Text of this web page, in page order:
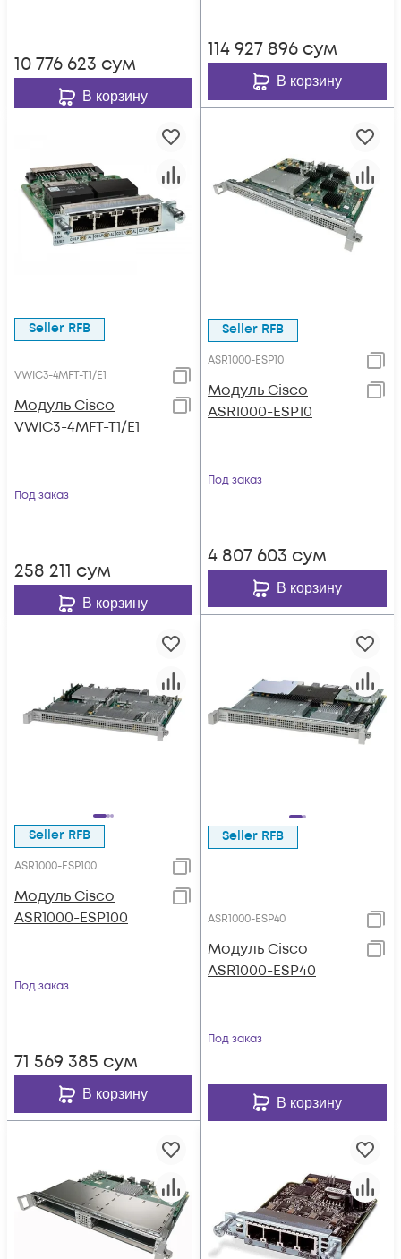
10 776 623 сум
В корзину
114 927 896 сум
В корзину
Seller RFB
VWIC3-4MFT-T1/E1
Модуль Cisco
VWIC3-4MFT-T1/E1
Под заказ
258 211 сум
В корзину
Seller RFB
ASR1000-ESP10
Модуль Cisco
ASR1000-ESP10
Под заказ
4 807 603 сум
В корзину
Seller RFB
ASR1000-ESP100
Модуль Cisco
ASR1000-ESP100
Под заказ
71 569 385 сум
В корзину
Seller RFB
ASR1000-ESP40
Модуль Cisco
ASR1000-ESP40
Под заказ
В корзину